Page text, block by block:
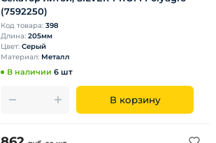
(7592250)
Код товара: 398
Длина: 205мм
Цвет: Серый
Материал: Металл
В наличии 6 шт
В корзину